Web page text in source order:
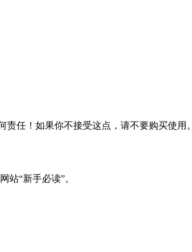
任！如果你不接受这点，请不要购买使用。
站“新手必读”。